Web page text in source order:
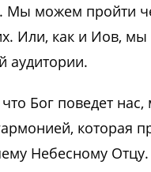
Мы можем пройти
Или, как и Иов, мы
аудитории.
Бог поведет
которая
Небесному Отцу.